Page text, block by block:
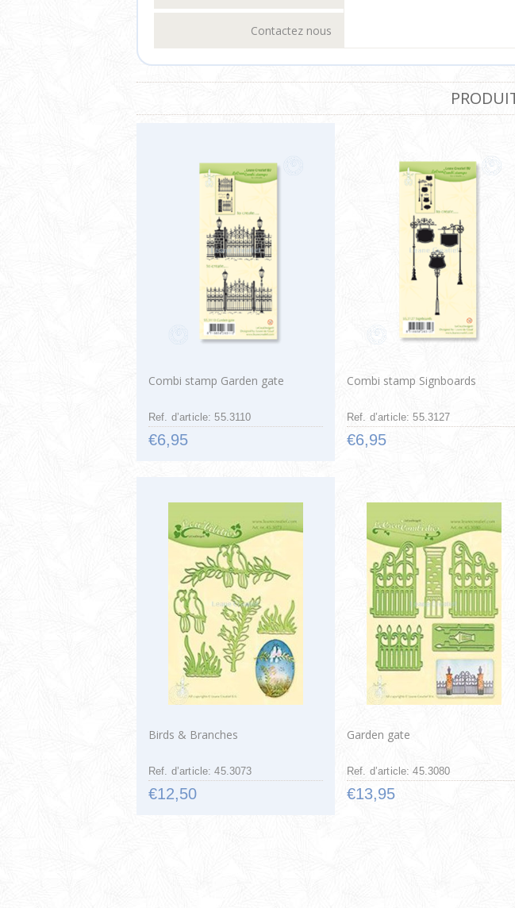
Contactez nous
Combi stamp Garden gate
Ref. d’article: 55.3110
€6,95
Combi stamp Signboards
Ref. d’article: 55.3127
€6,95
Birds & Branches
Ref. d’article: 45.3073
€12,50
Garden gate
Ref. d’article: 45.3080
€13,95